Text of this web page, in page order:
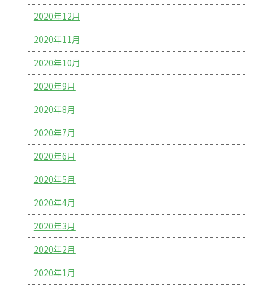
2020年12月
2020年11月
2020年10月
2020年9月
2020年8月
2020年7月
2020年6月
2020年5月
2020年4月
2020年3月
2020年2月
2020年1月